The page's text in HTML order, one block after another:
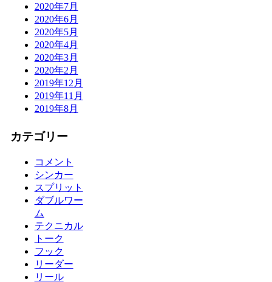
2020年7月
2020年6月
2020年5月
2020年4月
2020年3月
2020年2月
2019年12月
2019年11月
2019年8月
カテゴリー
コメント
シンカー
スプリット
ダブルワー
ム
テクニカル
トーク
フック
リーダー
リール